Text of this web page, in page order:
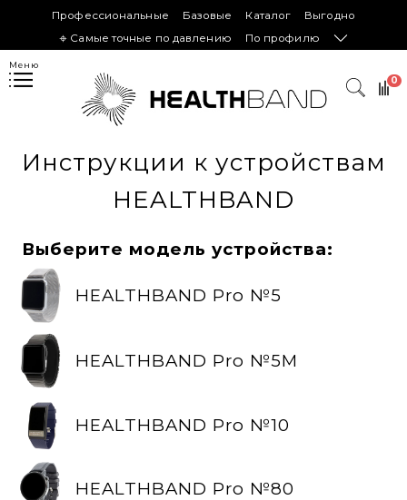
Профессиональные Базовые Каталог
Выгодно
𖦏 Самые точные по давлению
По профилю
Меню
0
Инструкции к устройствам
HEALTHBAND
Выберите модель устройства:
HEALTHBAND Pro №5
HEALTHBAND Pro №5M
HEALTHBAND Pro №10
HEALTHBAND Pro №80